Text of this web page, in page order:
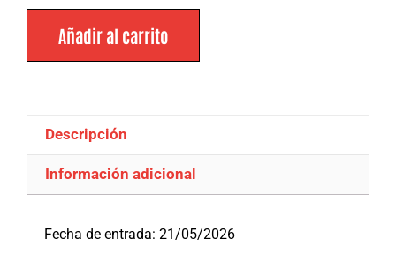
Añadir al carrito
Descripción
Información adicional
Fecha de entrada: 21/05/2026